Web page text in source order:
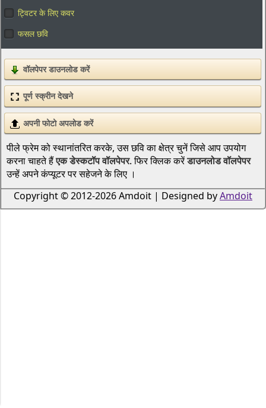
ट्विटर के लिए कवर
फसल छवि
वॉलपेपर डाउनलोड करें
पूर्ण स्क्रीन देखने
अपनी फोटो अपलोड करें
पीले फ्रेम को स्थानांतरित करके, उस छवि का क्षेत्र चुनें जिसे आप उपयोग
करना चाहते हैंएक डेस्कटॉप वॉलपेपर. फिर क्लिक करेंडाउनलोड वॉलपेपर
उन्हें अपने कंप्यूटर पर सहेजने के लिए ।
Copyright © 2012-2026 Amdoit | Designed byAmdoit